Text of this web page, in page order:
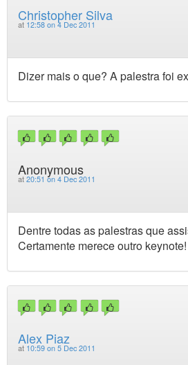
Christopher Silva
at 12:58 on 4 Dec 2011
Dizer mais o que? A palestra foi
Anonymous
at 20:51 on 4 Dec 2011
Dentre todas as palestras que
Certamente merece outro keynote!
Alex Piaz
at 10:59 on 5 Dec 2011